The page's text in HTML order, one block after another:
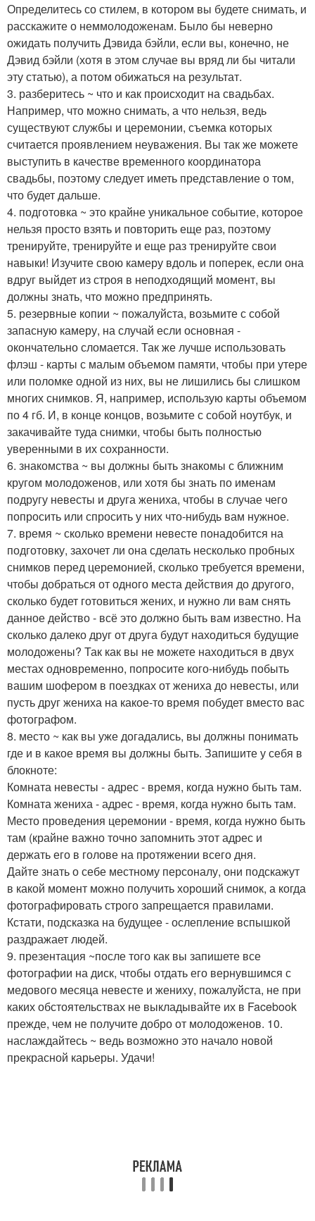
Определитесь со стилем, в котором вы будете снимать, и
расскажите о неммолодоженам. Было бы неверно
ожидать получить Дэвида бэйли, если вы, конечно, не
Дэвид бэйли (хотя в этом случае вы вряд ли бы читали
эту статью), а потом обижаться на результат.
3. разберитесь ~ что и как происходит на свадьбах.
Например, что можно снимать, а что нельзя, ведь
существуют службы и церемонии, съемка которых
считается проявлением неуважения. Вы так же можете
выступить в качестве временного координатора
свадьбы, поэтому следует иметь представление о том,
что будет дальше.
4. подготовка ~ это крайне уникальное событие, которое
нельзя просто взять и повторить еще раз, поэтому
тренируйте, тренируйте и еще раз тренируйте свои
навыки! Изучите свою камеру вдоль и поперек, если она
вдруг выйдет из строя в неподходящий момент, вы
должны знать, что можно предпринять.
5. резервные копии ~ пожалуйста, возьмите с собой
запасную камеру, на случай если основная -
окончательно сломается. Так же лучше использовать
флэш - карты с малым объемом памяти, чтобы при утере
или поломке одной из них, вы не лишились бы слишком
многих снимков. Я, например, использую карты объемом
по 4 гб. И, в конце концов, возьмите с собой ноутбук, и
закачивайте туда снимки, чтобы быть полностью
уверенными в их сохранности.
6. знакомства ~ вы должны быть знакомы с ближним
кругом молодоженов, или хотя бы знать по именам
подругу невесты и друга жениха, чтобы в случае чего
попросить или спросить у них что-нибудь вам нужное.
7. время ~ сколько времени невесте понадобится на
подготовку, захочет ли она сделать несколько пробных
снимков перед церемонией, сколько требуется времени,
чтобы добраться от одного места действия до другого,
сколько будет готовиться жених, и нужно ли вам снять
данное действо - всё это должно быть вам известно. На
сколько далеко друг от друга будут находиться будущие
молодожены? Так как вы не можете находиться в двух
местах одновременно, попросите кого-нибудь побыть
вашим шофером в поездках от жениха до невесты, или
пусть друг жениха на какое-то время побудет вместо вас
фотографом.
8. место ~ как вы уже догадались, вы должны понимать
где и в какое время вы должны быть. Запишите у себя в
блокноте:
Комната невесты - адрес - время, когда нужно быть там.
Комната жениха - адрес - время, когда нужно быть там.
Место проведения церемонии - время, когда нужно быть
там (крайне важно точно запомнить этот адрес и
держать его в голове на протяжении всего дня.
Дайте знать о себе местному персоналу, они подскажут
в какой момент можно получить хороший снимок, а когда
фотографировать строго запрещается правилами.
Кстати, подсказка на будущее - ослепление вспышкой
раздражает людей.
9. презентация ~после того как вы запишете все
фотографии на диск, чтобы отдать его вернувшимся с
медового месяца невесте и жениху, пожалуйста, не при
каких обстоятельствах не выкладывайте их в Facebook
прежде, чем не получите добро от молодоженов. 10.
наслаждайтесь ~ ведь возможно это начало новой
прекрасной карьеры. Удачи!